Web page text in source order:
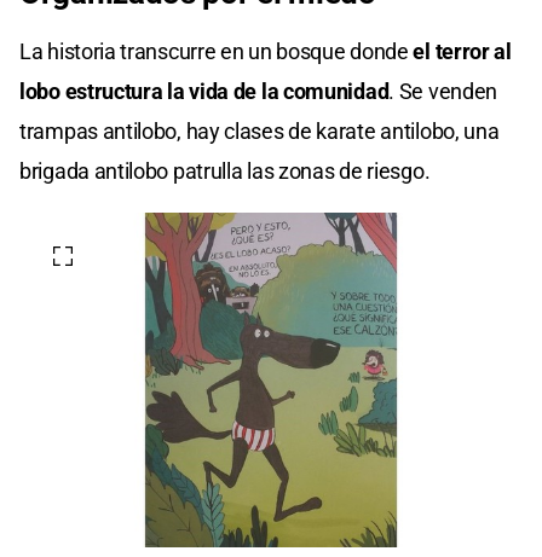
La historia transcurre en un bosque dondeel terror al
lobo estructura la vida de la comunidad. Se venden
trampas antilobo, hay clases de karate antilobo, una
brigada antilobo patrulla las zonas de riesgo.